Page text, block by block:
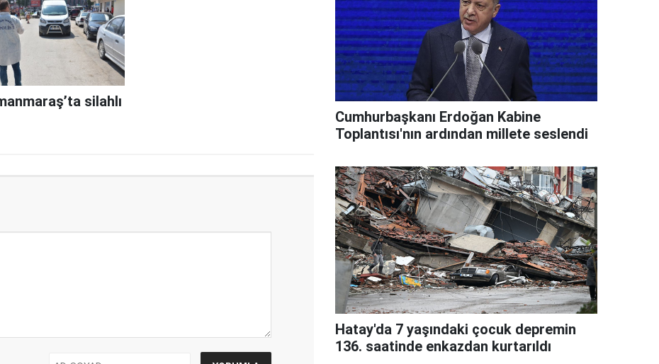
silahlı
Cumhurbaşkanı Erdoğan Kabine
Toplantısı'nın ardından millete seslendi
Hatay'da 7 yaşındaki çocuk depremin
136. saatinde enkazdan kurtarıldı